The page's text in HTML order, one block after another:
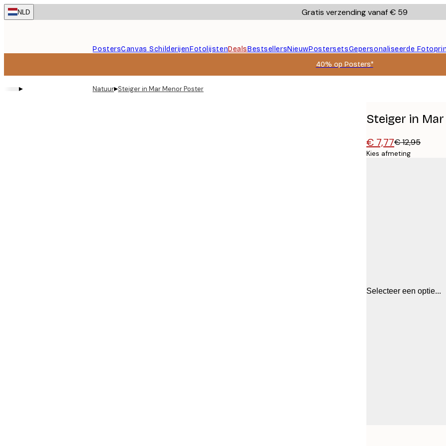
Skip
to
NLD Gratis verzending vanaf € 59
PostersCanvas SchilderijenFotolijstenDealsBestsellersNieuwPostersetsGepersonaliseerde
40% op Posters*
▸ Natuur▸Steiger in Mar Menor Poster
Steiger in
€ 7,77€ 12,95
Kies afmeting
Selecteer een optie...